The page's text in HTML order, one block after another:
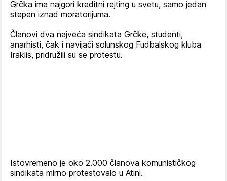
Grčka ima najgori kreditni rejting u svetu, samo jedan
stepen iznad moratorijuma.
Članovi dva najveća sindikata Grčke, studenti,
anarhisti, čak i navijači solunskog Fudbalskog kluba
Iraklis, pridružili su se protestu.
Istovremeno je oko 2.000 članova komunističkog
sindikata mirno protestovalo u Atini.